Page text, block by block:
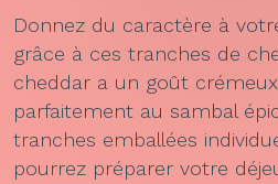
Donnez du caractère à
grâce à ces tranches de
cheddar a un goût
parfaitement au sambal
tranches emballées
pourrez préparer votre